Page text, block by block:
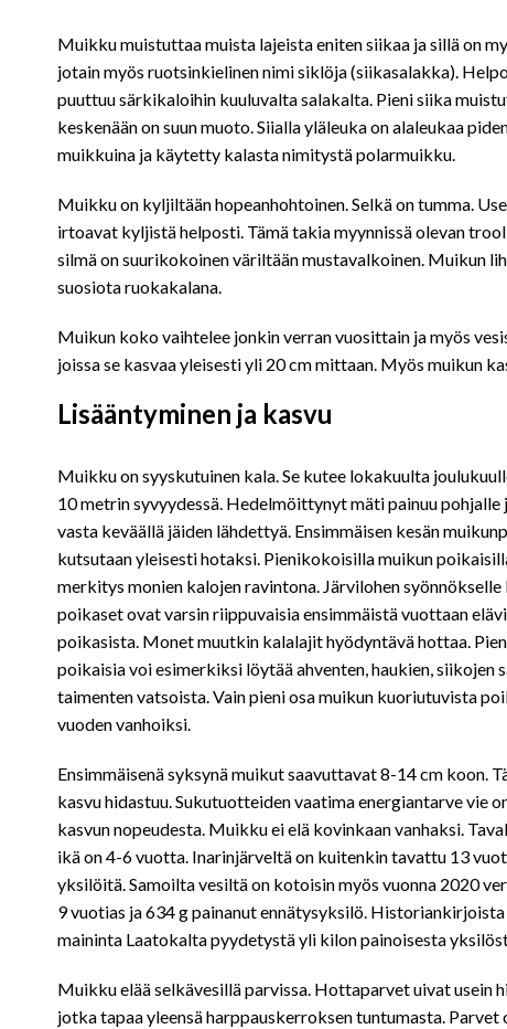
Muikku muistuttaa muista lajeista eniten siikaa ja sillä on
jotain myös ruotsinkielinen nimi siklöja (siikasalakka).
puuttuu särkikaloihin kuuluvalta salakalta. Pieni siika
keskenään on suun muoto. Siialla yläleuka on alaleukaa
muikkuina ja käytetty kalasta nimitystä polarmuikku.
Muikku on kyljiltään hopeanhohtoinen. Selkä on tumma.
irtoavat kyljistä helposti. Tämä takia myynnissä olevan
silmä on suurikokoinen väriltään mustavalkoinen. Muikun
suosiota ruokakalana.
Muikun koko vaihtelee jonkin verran vuosittain ja myös
joissa se kasvaa yleisesti yli 20 cm mittaan. Myös muikun
Lisääntyminen ja kasvu
Muikku on syyskutuinen kala. Se kutee lokakuulta
10 metrin syvyydessä. Hedelmöittynyt mäti painuu pohjalle
vasta keväällä jäiden lähdettyä. Ensimmäisen kesän
kutsutaan yleisesti hotaksi. Pienikokoisilla muikun
merkitys monien kalojen ravintona. Järvilohen
poikaset ovat varsin riippuvaisia ensimmäistä vuottaan
poikasista. Monet muutkin kalalajit hyödyntävä hottaa.
poikaisia voi esimerkiksi löytää ahventen, haukien, siikojen
taimenten vatsoista. Vain pieni osa muikun kuoriutuvista
vuoden vanhoiksi.
Ensimmäisenä syksynä muikut saavuttavat 8-14 cm koon.
kasvu hidastuu. Sukutuotteiden vaatima energiantarve vie
kasvun nopeudesta. Muikku ei elä kovinkaan vanhaksi.
ikä on 4-6 vuotta. Inarinjärveltä on kuitenkin tavattu 13
yksilöitä. Samoilta vesiltä on kotoisin myös vuonna 2020
9 vuotias ja 634 g painanut ennätysyksilö.
maininta Laatokalta pyydetystä yli kilon painoisesta
Muikku elää selkävesillä parvissa. Hottaparvet uivat usein
jotka tapaa yleensä harppauskerroksen tuntumasta.